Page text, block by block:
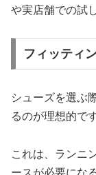
や実店舗での試
フィッティ
シューズを選ぶ
るのが理想的です
これは、ランニ
ースが必要にな